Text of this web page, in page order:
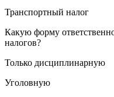
Транспортный налог
Какую форму
налогов?
Только дисциплинарную
Уголовную